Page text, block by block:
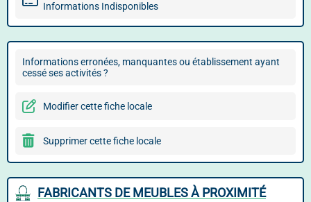
Informations Indisponibles
Informations erronées, manquantes ou établissement ayant
cessé ses activités ?
Modifier cette fiche locale
Supprimer cette fiche locale
FABRICANTS DE MEUBLES À PROXIMITÉ